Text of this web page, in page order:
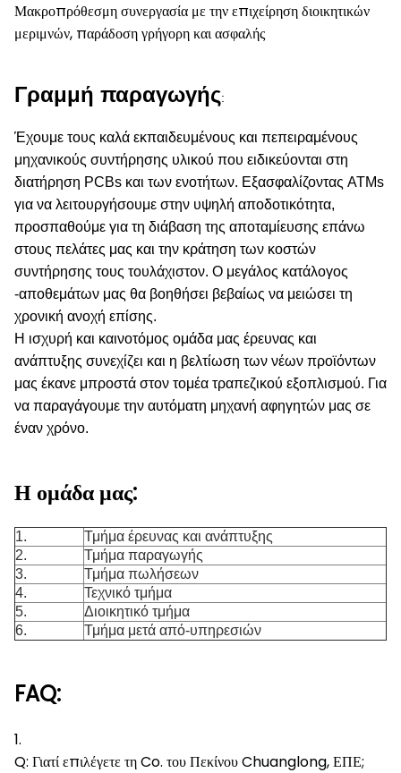
Μακροπρόθεσμη συνεργασία με την επιχείρηση διοικητικών
μεριμνών, παράδοση γρήγορη και ασφαλής
Γραμμή παραγωγής:
Έχουμε τους καλά εκπαιδευμένους και πεπειραμένους
μηχανικούς συντήρησης υλικού που ειδικεύονται στη
διατήρηση PCBs και των ενοτήτων. Εξασφαλίζοντας ATMs
για να λειτουργήσουμε στην υψηλή αποδοτικότητα,
προσπαθούμε για τη διάβαση της αποταμίευσης επάνω
στους πελάτες μας και την κράτηση των κοστών
συντήρησης τους τουλάχιστον. Ο μεγάλος κατάλογος
-αποθεμάτων μας θα βοηθήσει βεβαίως να μειώσει τη
χρονική ανοχή επίσης.
Η ισχυρή και καινοτόμος ομάδα μας έρευνας και
ανάπτυξης συνεχίζει και η βελτίωση των νέων προϊόντων
μας έκανε μπροστά στον τομέα τραπεζικού εξοπλισμού. Για
να παραγάγουμε την αυτόματη μηχανή αφηγητών μας σε
έναν χρόνο.
Η ομάδα μας:
1.
Τμήμα έρευνας και ανάπτυξης
2.
Τμήμα παραγωγής
3.
Τμήμα πωλήσεων
4.
Τεχνικό τμήμα
5.
Διοικητικό τμήμα
6.
Τμήμα μετά από-υπηρεσιών
FAQ:
1.
Q: Γιατί επιλέγετε τη Co. του Πεκίνου Chuanglong, ΕΠΕ;